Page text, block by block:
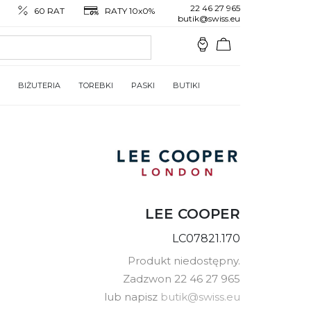
60 RAT RATY 10x0%
22 46 27 965
butik@swiss.eu
BIŻUTERIA TOREBKI PASKI BUTIKI
LEE COOPER
LC07821.170
Produkt niedostępny.
Zadzwon 22 46 27 965
lub napisz butik@swiss.eu